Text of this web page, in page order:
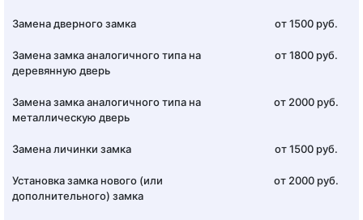
Замена дверного замка от 1500 руб.
Замена замка аналогичного типа на
деревянную дверь
от 1800 руб.
Замена замка аналогичного типа на
металлическую дверь
от 2000 руб.
Замена личинки замка от 1500 руб.
Установка замка нового (или
дополнительного) замка
от 2000 руб.